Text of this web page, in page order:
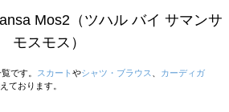
Mos2（ツハル バイ サマンサ
モスモス）
です。 スカート やシャツ・ブラウス
カーディガ
ております。